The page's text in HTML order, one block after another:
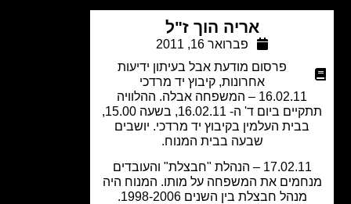
אריה הוך ז"ל
פברואר 16, 2011
פרסום מודעת אבל בעיתון ידיעות
אחרונות,קיבוץ יד מרדכי
16.02.11 – המשפחה אבלה. ההלוויה
תתקיים ביום ד' ה- 16.02.11, בשעה 15.00,
בבית העלמין בקיבוץ יד מרדכי. יושבים
שבעה בבית המנוח.
17.02.11 – הנהלת "חבצלת" והעובדים
את המשפחה על מותו. המנוח היה
מנהל חבצלת בין השנים 1998-2006.